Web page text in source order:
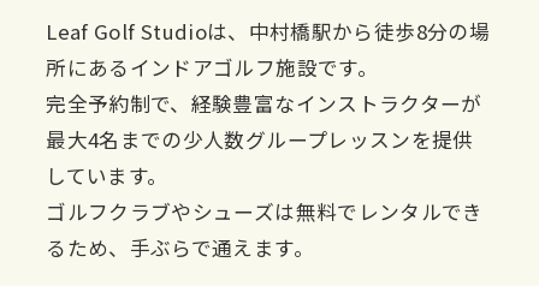
Leaf Golf Studioは、中村橋駅から徒歩8分の場
所にあるインドアゴルフ施設です。
完全予約制で、経験豊富なインストラクターが
最大4名までの少人数グループレッスンを提供
しています。
ゴルフクラブやシューズは無料でレンタルでき
るため、手ぶらで通えます。